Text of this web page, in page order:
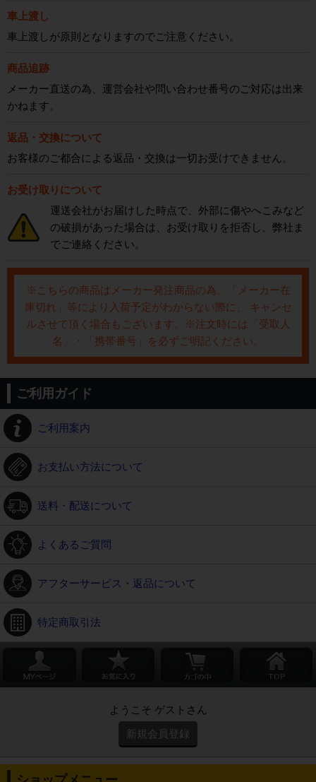
車上渡し
車上渡しが原則となりますのでご注意ください。
商品追跡
メーカー直送の為、運営会社や問い合わせ番号のご対応は出来
かねます。
返品・交換について
お客様のご都合による返品・交換は一切お受けできません。
お受け取りについて
運送会社がお届けした時点で、外部に傷やへこみなど
の破損があった場合は、お受け取りを拒否し、弊社ま
でご連絡ください。
※こちらの商品はメーカー発注商品の為、「メーカー在
庫切れ」等により入荷予定がわからない際に、 キャンセ
ルさせて頂く場合もございます。※注文時には「受取人
名」・「携帯番号」を必ずご明記ください。
ご利用ガイド
ご利用案内
お支払い方法について
送料・配送について
よくあるご質問
アフターサービス・返品について
特定商取引法
ようこそ ゲストさん
新規会員登録